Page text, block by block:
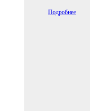
Подробнее